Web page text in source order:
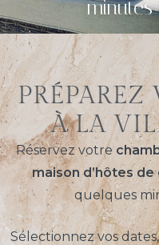
PRÉPAREZ
À LA
Réservez votre
maison d’hôtes de
quelques
Sélectionnez vos